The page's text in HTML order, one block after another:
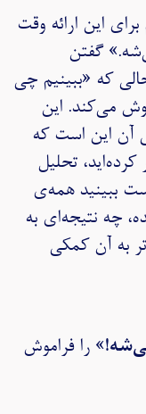
این ارائه وقت
گفتن
که «ببینیم چی
می‌کند. این
آن این است که
کرده‌اید، تحلیل
ببینید همه‌ی
چه نتیجه‌ای به
به آن کمکی
» را فراموش